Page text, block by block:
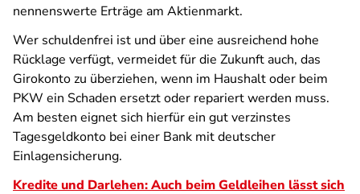
nennenswerte Erträge am Aktienmarkt.
Wer schuldenfrei ist und über eine ausreichend hohe
Rücklage verfügt, vermeidet für die Zukunft auch, das
Girokonto zu überziehen, wenn im Haushalt oder beim
PKW ein Schaden ersetzt oder repariert werden muss.
Am besten eignet sich hierfür ein gut verzinstes
Tagesgeldkonto bei einer Bank mit deutscher
Einlagensicherung.
Kredite und Darlehen: Auch beim Geldleihen lässt sich